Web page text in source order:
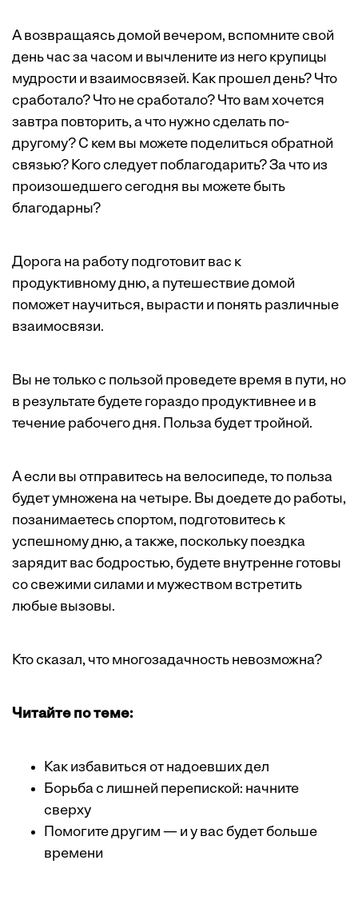
А возвращаясь домой вечером, вспомните свой
день час за часом и вычлените из него крупицы
мудрости и взаимосвязей. Как прошел день? Что
сработало? Что не сработало? Что вам хочется
завтра повторить, а что нужно сделать по-
другому? С кем вы можете поделиться обратной
связью? Кого следует поблагодарить? За что из
произошедшего сегодня вы можете быть
благодарны?
Дорога на работу подготовит вас к
продуктивному дню, а путешествие домой
поможет научиться, вырасти и понять различные
взаимосвязи.
Вы не только с пользой проведете время в пути, но
в результате будете гораздо продуктивнее и в
течение рабочего дня. Польза будет тройной.
А если вы отправитесь на велосипеде, то польза
будет умножена на четыре. Вы доедете до работы,
позанимаетесь спортом, подготовитесь к
успешному дню, а также, поскольку поездка
зарядит вас бодростью, будете внутренне готовы
со свежими силами и мужеством встретить
любые вызовы.
Кто сказал, что многозадачность невозможна?
Читайте по теме:
Как избавиться от надоевших дел
Борьба с лишней перепиской: начните
сверху
Помогите другим — и у вас будет больше
времени